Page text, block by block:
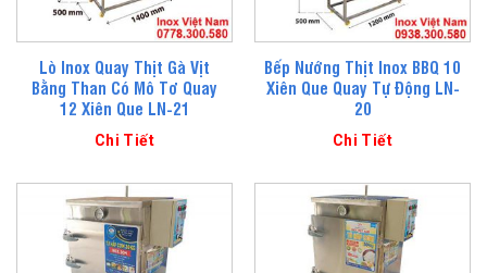
Lò Inox Quay Thịt Gà Vịt
Bằng Than Có Mô Tơ Quay
12 Xiên Que LN-21
Chi Tiết
Bếp Nướng Thịt Inox BBQ 10
Xiên Que Quay Tự Động LN-
20
Chi Tiết